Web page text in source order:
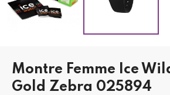
Montre Femme Ice
Gold Zebra 025894